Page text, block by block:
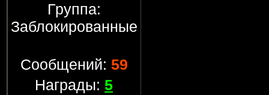
Группа:
Заблокированные
Сообщений: 59
Награды: 5